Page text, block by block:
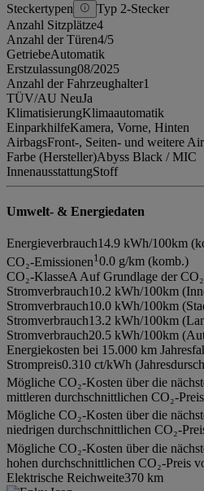
Steckertypen
Typ 2-Stecker
Anzahl Sitzplätze4
Anzahl der Türen4/5
GetriebeAutomatik
Erstzulassung08/2025
Anzahl der Fahrzeughalter1
TÜV/AU NeuJa
KlimatisierungKlimaautomatik
EinparkhilfeKamera, Vorne, Hinten
AirbagsFront-, Seiten- und weitere
Farbe (Hersteller)Abyss Black / MIC
InnenausstattungStoff
Umwelt- & Energiedaten
Energieverbrauch14.9 kWh/100km
CO₂-Emissionen1 0.0 g/km (komb.)
CO₂-KlasseA Auf Grundlage der
Stromverbrauch10.2 kWh/100km
Stromverbrauch10.0 kWh/100km
Stromverbrauch13.2 kWh/100km
Stromverbrauch20.5 kWh/100km
Energiekosten bei 15.000 km
Strompreis0.310 ct/kWh
Mögliche CO₂-Kosten über die
mittleren durchschnittlichen CO₂-
Mögliche CO₂-Kosten über die
niedrigen durchschnittlichen CO₂-
Mögliche CO₂-Kosten über die
hohen durchschnittlichen CO₂-Preis
Elektrische Reichweite370 km